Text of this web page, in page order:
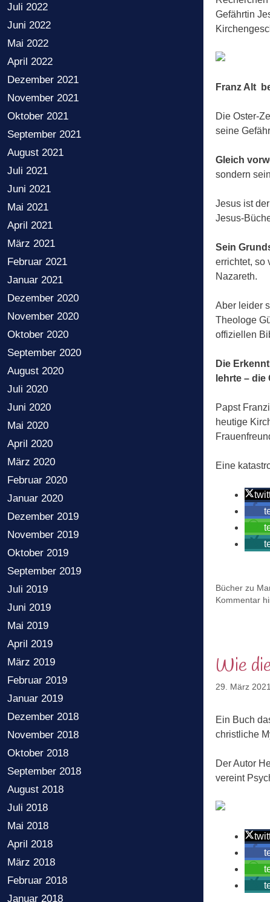
Gefährtin
Franz Alt
Die Oster-
seine
Gleich
sondern
Jesus ist
Jesus-
Sein
errichtet, so
Nazareth.
Aber leider
Theologe
offiziellen
Die
lehrte –
Papst
heutige
Eine
Kategorien
Bücher zu
Kommentar
Wie
29. März 2021
Ein Buch
christliche
Der Autor
vereint
Juli 2022
Juni 2022
Mai 2022
April 2022
Dezember 2021
November 2021
Oktober 2021
September 2021
August 2021
Juli 2021
Juni 2021
Mai 2021
April 2021
März 2021
Februar 2021
Januar 2021
Dezember 2020
November 2020
Oktober 2020
September 2020
August 2020
Juli 2020
Juni 2020
Mai 2020
April 2020
März 2020
Februar 2020
Januar 2020
Dezember 2019
November 2019
Oktober 2019
September 2019
Juli 2019
Juni 2019
Mai 2019
April 2019
März 2019
Februar 2019
Januar 2019
Dezember 2018
November 2018
Oktober 2018
September 2018
August 2018
Juli 2018
Mai 2018
April 2018
März 2018
Februar 2018
Januar 2018